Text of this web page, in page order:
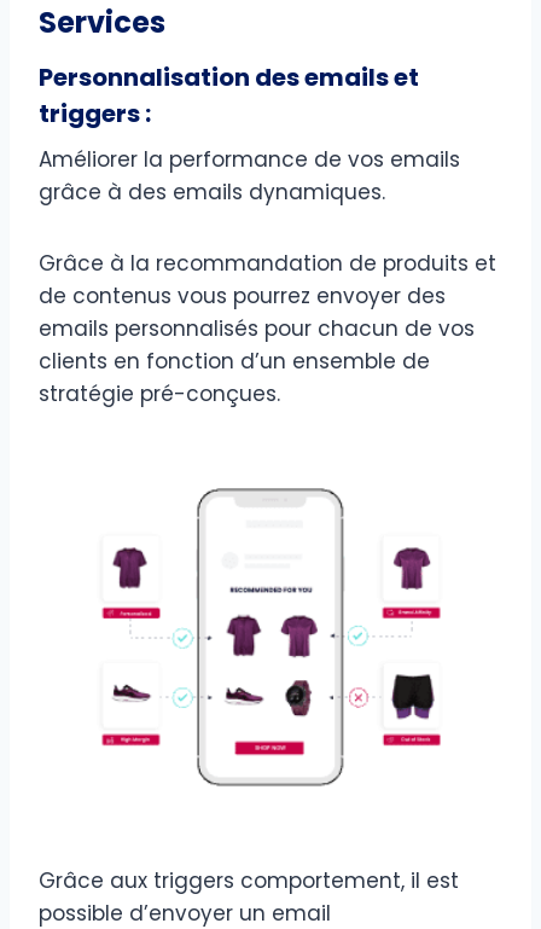
Services
Personnalisation des emails et
triggers :
Améliorer la performance de vos emails
grâce à des emails dynamiques.
Grâce à la recommandation de produits et
de contenus vous pourrez envoyer des
emails personnalisés pour chacun de vos
clients en fonction d’un ensemble de
stratégie pré-conçues.
Grâce aux triggers comportement, il est
possible d’envoyer un email